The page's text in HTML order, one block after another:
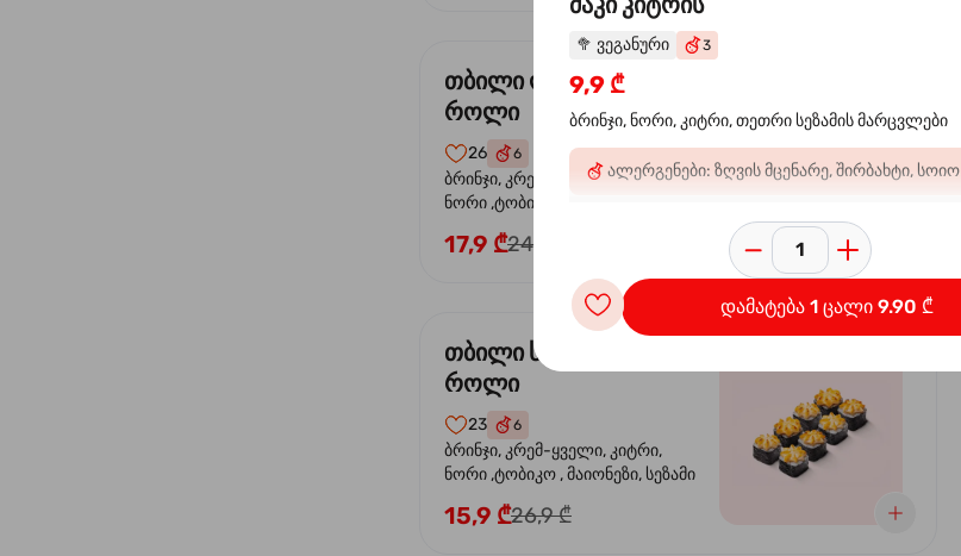
თბილი ორაგულის
როლი
26 6
ბრინჯი, კრემ-ყველი, კიტრი,
ნორი ,ტობიკო , მაიონეზი,
ფოთოლი
17,9 ₾24,9 ₾
თბილი სიყვარული
როლი
23 6
ბრინჯი, კრემ-ყველი, კიტრი,
ნორი ,ტობიკო , მაიონეზი, სეზამი
15,9 ₾26,9 ₾
🥦 ვეგანური 3
9,9 ₾
ბრინჯი, ნორი, კიტრი, თეთრი სეზამის მარცვლები
ალერგენები: ზღვის მცენარე, შირბახტი, სოიო
დამატება 1 ცალი 9.90 ₾